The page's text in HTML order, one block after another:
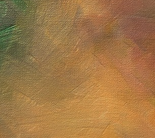
Sol. 13, 16, 17, 23 y 30 de mayo de 2026